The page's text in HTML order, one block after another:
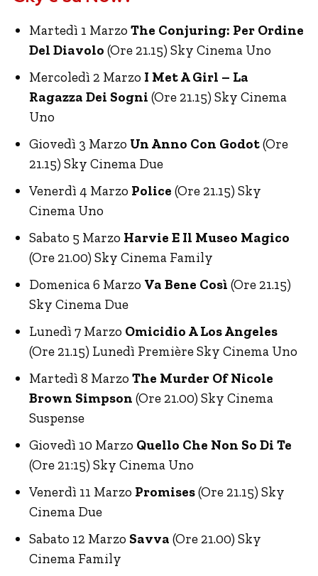
Martedì 1 Marzo The Conjuring: Per Ordine
Del Diavolo (Ore 21.15) Sky Cinema Uno
Mercoledì 2 Marzo I Met A Girl – La
Ragazza Dei Sogni (Ore 21.15) Sky Cinema
Uno
Giovedì 3 Marzo Un Anno Con Godot(Ore
21.15) Sky Cinema Due
Venerdì 4 Marzo Police (Ore 21.15) Sky
Cinema Uno
Sabato 5 Marzo Harvie E Il Museo Magico
(Ore 21.00) Sky Cinema Family
Domenica 6 Marzo Va Bene Così (Ore 21.15)
Sky Cinema Due
Lunedì 7 Marzo Omicidio A Los Angeles
(Ore 21.15) Lunedì Première Sky Cinema Uno
Martedì 8 Marzo The Murder Of Nicole
Brown Simpson (Ore 21.00) Sky Cinema
Suspense
Giovedì 10 Marzo Quello Che Non So Di Te
(Ore 21:15) Sky Cinema Uno
Venerdì 11 Marzo Promises(Ore 21.15) Sky
Cinema Due
Sabato 12 Marzo Savva (Ore 21.00) Sky
Cinema Family